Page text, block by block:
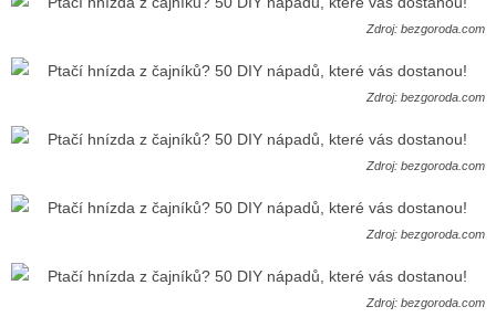
Zdroj: bezgoroda.com
Zdroj: bezgoroda.com
Zdroj: bezgoroda.com
Zdroj: bezgoroda.com
Zdroj: bezgoroda.com